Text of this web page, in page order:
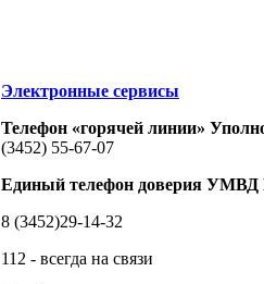
Электронные сервисы
Телефон «горячей линии»
(3452) 55-67-07
Единый телефон доверия УМВД
8 (3452)29-14-32
112 - всегда на связи